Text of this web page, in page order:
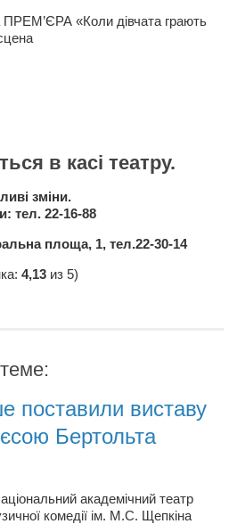
отделение КП Сумская
клиническая больница №4
Медтехника
-центр независимых дистрибьюторов
— демократичный ресторан
«Коли дівчата грають
в касі театру.
зміни.
тел. 22-16-88
площа, 1, тел.22-30-14
4,13 из 5)
поставили виставу
Бертольта
академічний театр
комедії ім. М.С. Щепкіна